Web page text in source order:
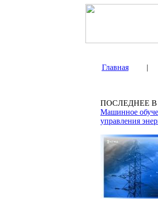
Главная |
ПОСЛЕДНЕЕ В
Машинное
управления